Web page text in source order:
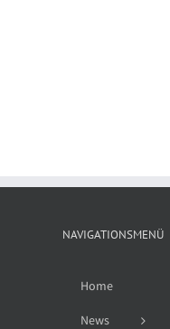
NAVIGATIONSMENÜ
Home
News